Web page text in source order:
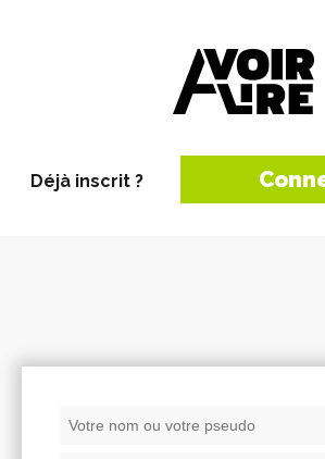
Déjà inscrit ?